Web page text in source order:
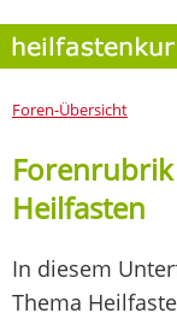
Foren-Übersicht
Forenrubrik
Heilfasten
In diesem
Thema